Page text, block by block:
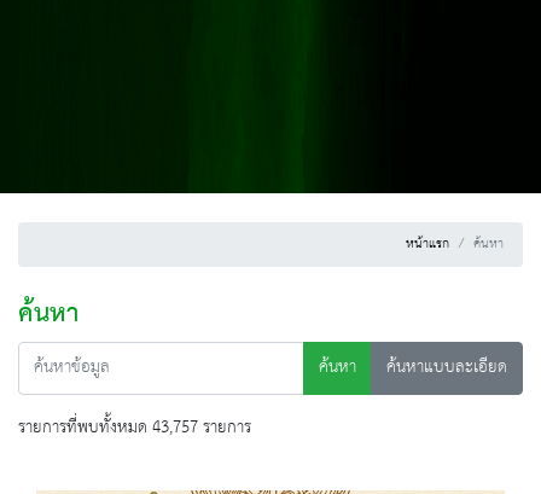
หน้าแรก ค้นหา
ค้นหา
ค้นหา
ค้นหาแบบละเอียด
รายการที่พบทั้งหมด 43,757 รายการ